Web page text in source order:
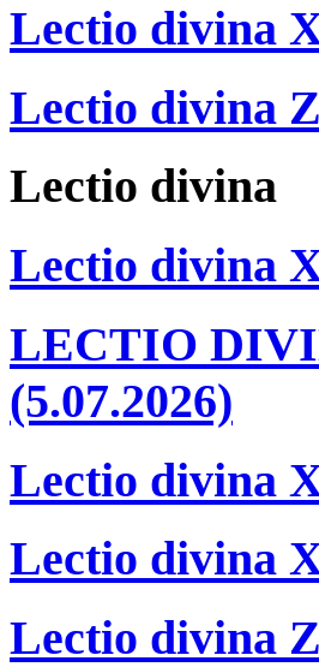
Lectio divina
Lectio divina
Lectio divina
Lectio divina
LECTIO
(5.07.2026)
Lectio divina
Lectio divina
Lectio divina